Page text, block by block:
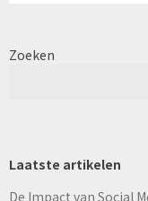
Zoeken
Laatste artikelen
De Impact van Social